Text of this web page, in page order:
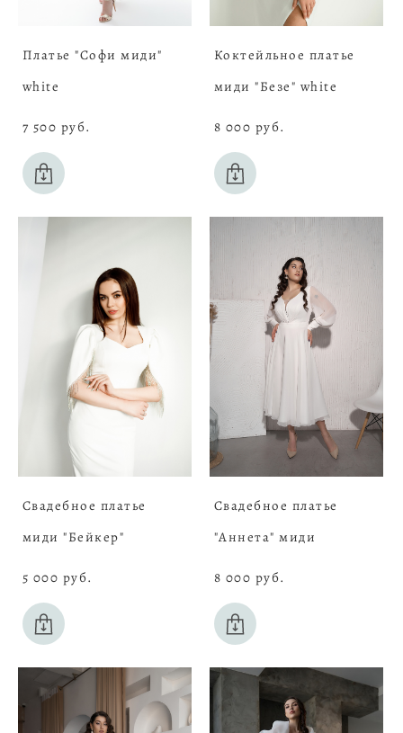
Платье "Софи миди"
white
7 500 pуб.
Коктейльное платье
миди "Безе" white
8 000 pуб.
Свадебное платье
миди "Бейкер"
5 000 pуб.
Свадебное платье
"Аннета" миди
8 000 pуб.